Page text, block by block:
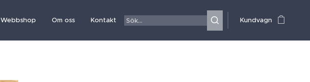
Webbshop Om oss Kontakt Kundvagn